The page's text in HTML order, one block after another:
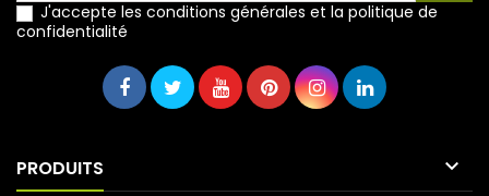
J'accepte les conditions générales et la politique de
confidentialité
PRODUITS 